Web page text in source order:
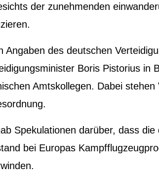
der zunehmenden
Angaben des deutschen
Boris Pistorius in
Amtskollegen. Dabei
Spekulationen darüber, dass
bei Europas